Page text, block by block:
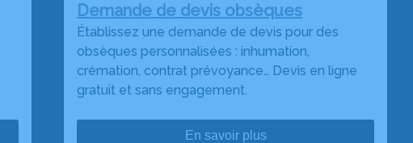
Demande de devis obsèques
Établissez une demande de devis pour des
obsèques personnalisées : inhumation,
crémation, contrat prévoyance… Devis en ligne
gratuit et sans engagement.
En savoir plus